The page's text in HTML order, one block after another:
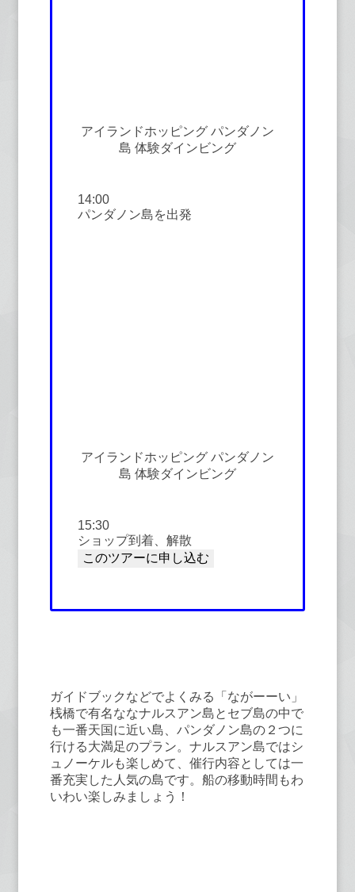
アイランドホッピング パンダノン
島 体験ダインビング
14:00
パンダノン島を出発
アイランドホッピング パンダノン
島 体験ダインビング
15:30
ショップ到着、解散
ガイドブックなどでよくみる「ながーーい」
桟橋で有名ななナルスアン島とセブ島の中で
も一番天国に近い島、パンダノン島の２つに
行ける大満足のプラン。ナルスアン島ではシ
ュノーケルも楽しめて、催行内容としては一
番充実した人気の島です。船の移動時間もわ
いわい楽しみましょう！